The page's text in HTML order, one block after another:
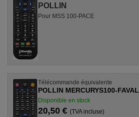
POLLIN
Pour MSS 100-PACE
Télécommande équivalente
POLLIN MERCURYS100-FAVAL
Disponible en stock
20,50 € (TVA incluse)